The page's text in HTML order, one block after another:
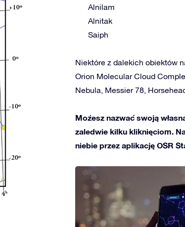
Alnilam
Alnitak
Saiph
Niektóre z dalekich obiektów
Orion Molecular Cloud
Nebula, Messier 78,
Możesz nazwać swoją
zaledwie kilku kliknięciom.
niebie przez aplikację OSR